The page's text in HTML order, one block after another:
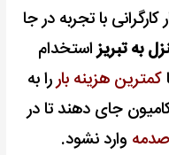
با تجربه در جا
به تبریزاستخدام
کمترین هزینه باررا به
جای دهند تا در
وارد نشود.